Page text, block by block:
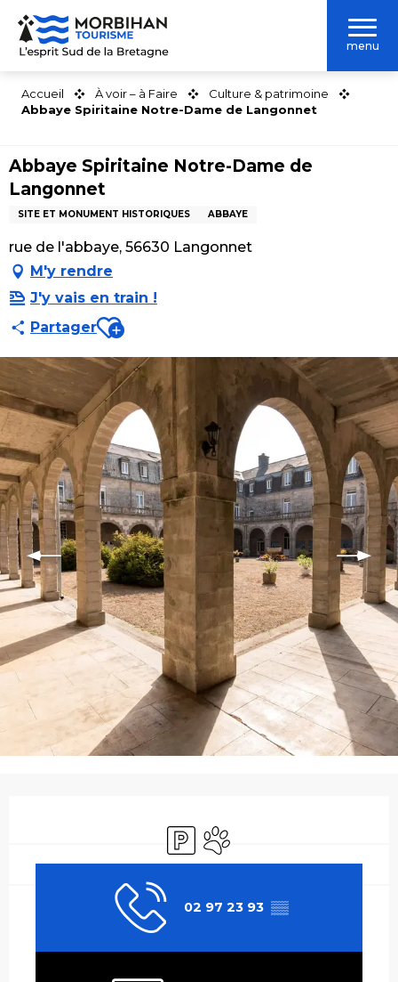
Aller
contenu
menu
Accueil À voir – à Faire
Culture & patrimoine
Abbaye Spiritaine Notre-Dame de Langonnet
Abbaye Spiritaine Notre-Dame de
Langonnet
SITE ET MONUMENT HISTORIQUES ABBAYE
rue de l'abbaye, 56630 Langonnet
M'y rendre
J'y vais en train !
PartagerAjouter aux favoris
ParkingAnimaux acceptés
02 97 23 93 ▒▒